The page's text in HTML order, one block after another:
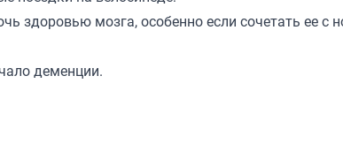
здоровью мозга, особенно если сочетать ее
деменции.